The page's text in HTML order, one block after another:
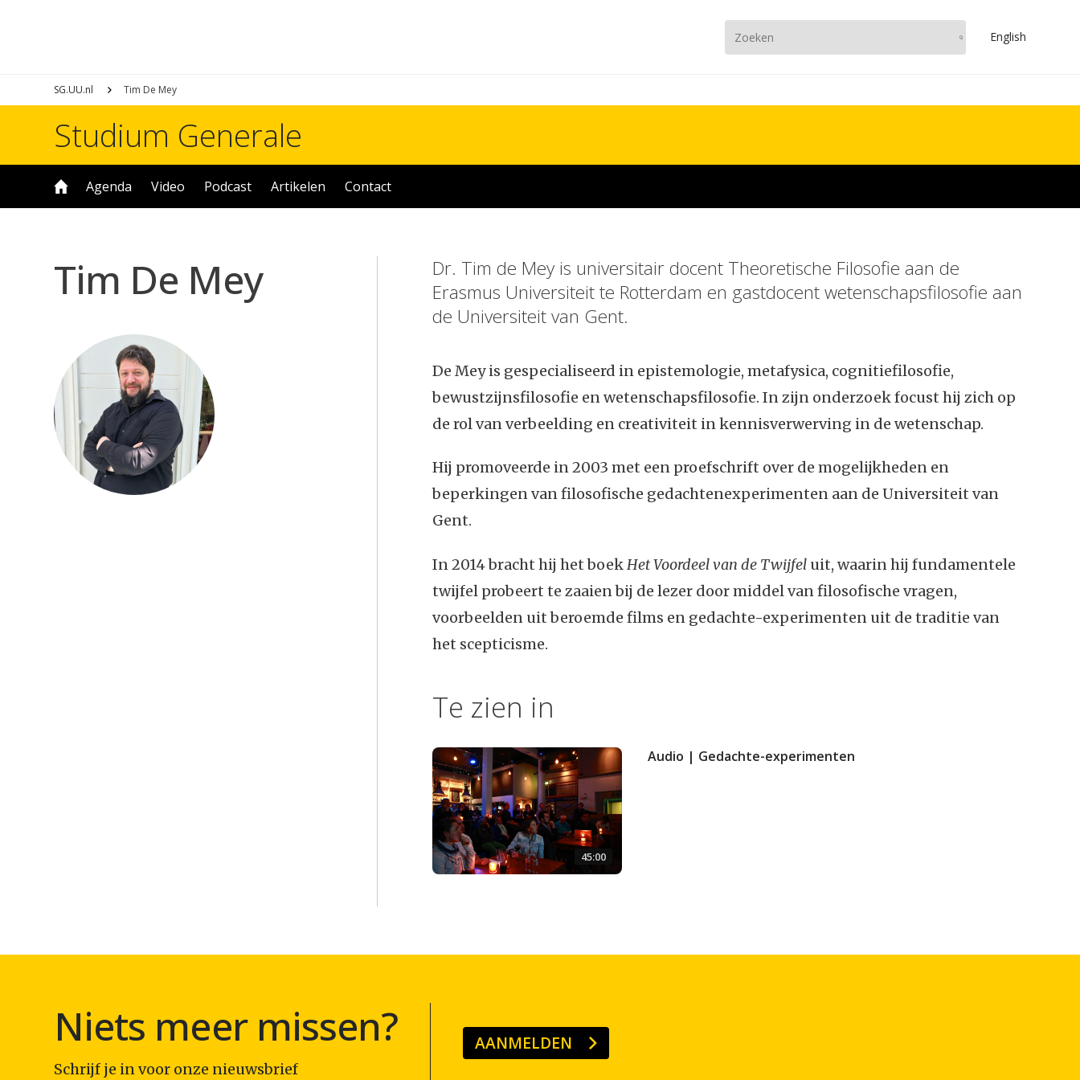
English
SG.UU.nl Tim De Mey
Studium Generale
Agenda Video Podcast Artikelen Contact
Tim De Mey
Dr. Tim de Mey is universitair docent Theoretische Filosofie aan de
Erasmus Universiteit te Rotterdam en gastdocent wetenschapsfilosofie aan
de Universiteit van Gent.
De Mey is gespecialiseerd in epistemologie, metafysica, cognitiefilosofie,
bewustzijnsfilosofie en wetenschapsfilosofie. In zijn onderzoek focust hij zich op
de rol van verbeelding en creativiteit in kennisverwerving in de wetenschap.
Hij promoveerde in 2003 met een proefschrift over de mogelijkheden en
beperkingen van filosofische gedachtenexperimenten aan de Universiteit van
Gent.
In 2014 bracht hij het boekHet Voordeel van de Twijfeluit, waarin hij fundamentele
twijfel probeert te zaaien bij de lezer door middel van filosofische vragen,
voorbeelden uit beroemde films en gedachte-experimenten uit de traditie van
het scepticisme.
Te zien in
45:00
Audio | Gedachte-experimenten
Niets meer missen?
Schrijf je in voor onze nieuwsbrief
AANMELDEN